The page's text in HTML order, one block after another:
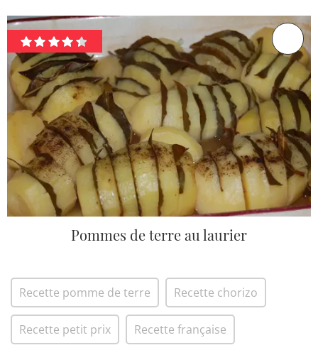
Pommes de terre au laurier
Recette pomme de terre Recette chorizo
Recette petit prix Recette française